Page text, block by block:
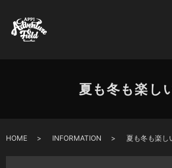
夏も冬も楽し
HOME INFORMATION 夏も冬も楽し